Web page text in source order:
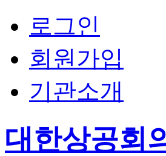
로그인
회원가입
기관소개
대한상공회